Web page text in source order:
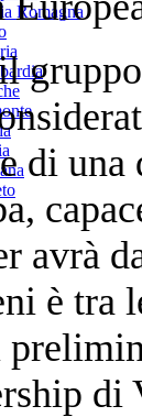
Romagna
di
avrà
è tra